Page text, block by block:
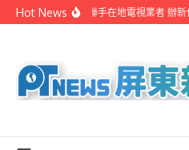
Skip to content
Hot News屏縣府聯手在地電視業者 辦新